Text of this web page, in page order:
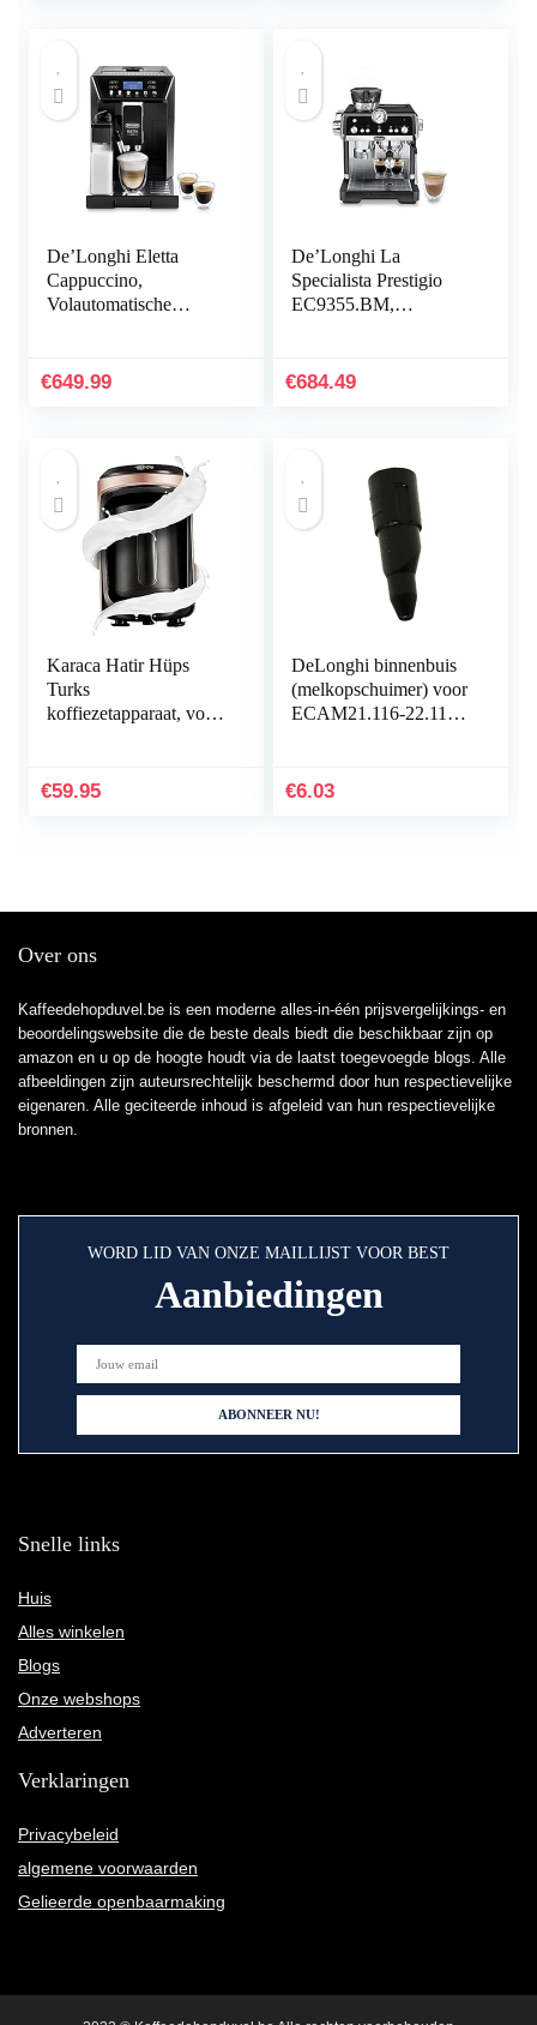
De’Longhi Eletta
Cappuccino,
Volautomatische
Koffiezetapparaat,
€649.99
De’Longhi La
Specialista Prestigio
EC9355.BM,
Latte Art Stoompijpje,
€684.49
Karaca Hatir Hüps
Turks
koffiezetapparaat, voor
Turkse mokka met
€59.95
DeLonghi binnenbuis
(melkopschuimer) voor
ECAM21.116-22.110,
PrimaDonna S,
€6.03
Over ons
Kaffeedehopduvel.be is een moderne alles-in-één prijsvergelijkings- en
beoordelingswebsite die de beste deals biedt die beschikbaar zijn op
amazon en u op de hoogte houdt via de laatst toegevoegde blogs. Alle
afbeeldingen zijn auteursrechtelijk beschermd door hun respectievelijke
eigenaren. Alle geciteerde inhoud is afgeleid van hun respectievelijke
bronnen.
WORD LID VAN ONZE MAILLIJST VOOR BEST
Aanbiedingen
Snelle links
Huis
Alles winkelen
Blogs
Onze webshops
Adverteren
Verklaringen
Privacybeleid
algemene voorwaarden
Gelieerde openbaarmaking